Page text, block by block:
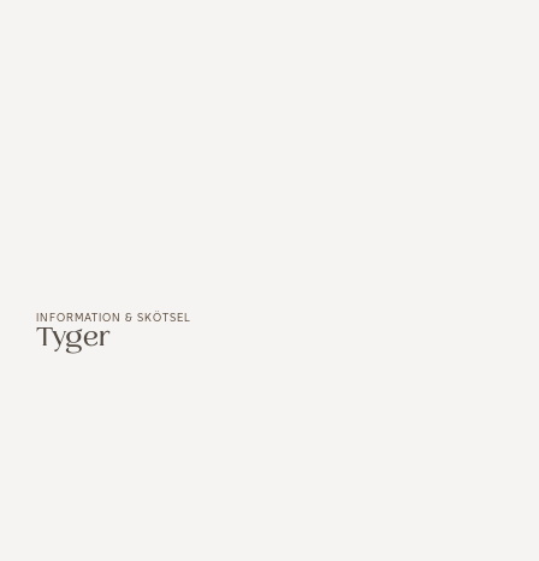
INFORMATION & SKÖTSEL
Tyger